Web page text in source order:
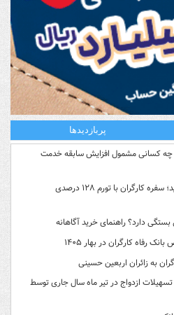
پربازدیدها
چه کسانی مشمول افزایش سابقه خدمت
فریبِ «کاهش شتاب تورم» را نخورید؛ سفره کارگران با تورم ۱۲۸ درصدی
دارد؟ راهنمای خرید آگاهانه
به زائران اربعین حسینی
میلیارد ریال تسهیلات ازدواج در تیر ماه سال جاری توسط